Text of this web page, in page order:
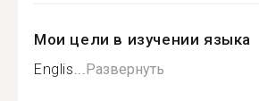
Мои цели в изучении языка
Englis...Развернуть